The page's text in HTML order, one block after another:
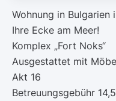
Wohnung in Bulgarien
Ihre Ecke am Meer!
Komplex „Fort Noks“
Ausgestattet mit
Akt 16
Betreuungsgebühr